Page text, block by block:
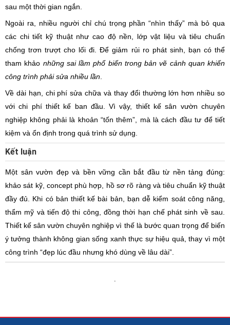
sau một thời gian ngắn.
Ngoài ra, nhiều người chỉ chú trọng phần “nhìn thấy” mà bỏ qua
các chi tiết kỹ thuật như cao độ nền, lớp vật liệu và tiêu chuẩn
chống trơn trượt cho lối đi. Để giảm rủi ro phát sinh, bạn có thể
tham khảo những sai lầm phổ biến trong bản vẽ cảnh quan khiến
công trình phải sửa nhiều lần
Về dài hạn, chi phí sửa chữa và thay đổi thường lớn hơn nhiều so
với chi phí thiết kế ban đầu. Vì vậy, thiết kế sân vườn chuyên
nghiệp không phải là khoản “tốn thêm”, mà là cách đầu tư để tiết
kiệm và ổn định trong quá trình sử dụng.
Kết luận
Một sân vườn đẹp và bền vững cần bắt đầu từ nền tảng đúng:
khảo sát kỹ, concept phù hợp, hồ sơ rõ ràng và tiêu chuẩn kỹ thuật
đầy đủ. Khi có bản thiết kế bài bản, bạn dễ kiểm soát công năng,
thẩm mỹ và tiến độ thi công, đồng thời hạn chế phát sinh về sau.
Thiết kế sân vườn chuyên nghiệp vì thế là bước quan trọng để biến
ý tưởng thành không gian sống xanh thực sự hiệu quả, thay vì một
công trình “đẹp lúc đầu nhưng khó dùng về lâu dài”.
.